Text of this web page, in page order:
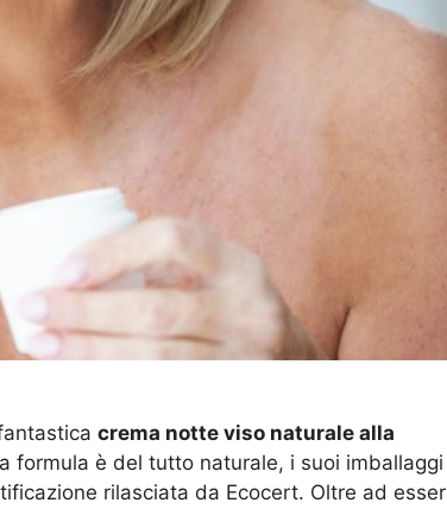
crema notte viso naturale alla
formula è del tutto naturale, i suoi imballaggi
rilasciata da Ecocert. Oltre ad